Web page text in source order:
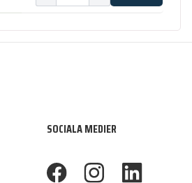
SOCIALA MEDIER